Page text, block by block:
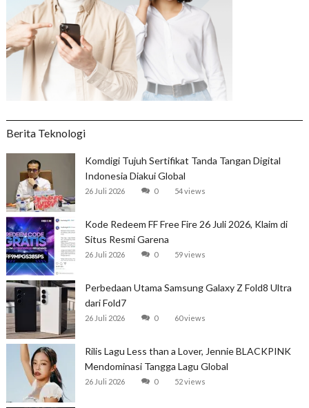
Berita Teknologi
Komdigi Tujuh Sertifikat Tanda Tangan Digital
Indonesia Diakui Global
26 Juli 2026 0 54 views
Kode Redeem FF Free Fire 26 Juli 2026, Klaim di
Situs Resmi Garena
26 Juli 2026 0 59 views
Perbedaan Utama Samsung Galaxy Z Fold8 Ultra
dari Fold7
26 Juli 2026 0 60 views
Rilis Lagu Less than a Lover, Jennie BLACKPINK
Mendominasi Tangga Lagu Global
26 Juli 2026 0 52 views